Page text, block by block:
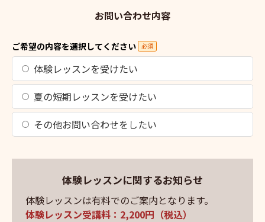
お問い合わせ内容
ご希望の内容を選択してください 必須
体験レッスンを受けたい
夏の短期レッスンを受けたい
その他お問い合わせをしたい
体験レッスンに関するお知らせ
体験レッスンは有料でのご案内となります。
体験レッスン受講料：2,200円（税込）